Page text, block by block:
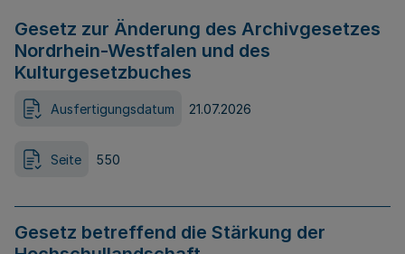
Gesetz zur Änderung des Archivgesetzes
Nordrhein-Westfalen und des
Kulturgesetzbuches
Ausfertigungsdatum 21.07.2026
Seite 550
Gesetz betreffend die Stärkung der